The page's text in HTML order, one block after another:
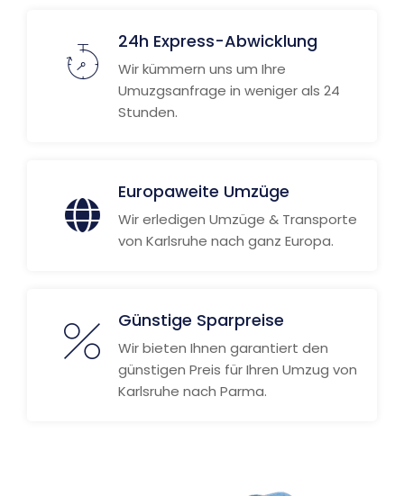
24h Express-Abwicklung
Wir kümmern uns um Ihre
Umuzgsanfrage in weniger als 24
Stunden.
Europaweite Umzüge
Wir erledigen Umzüge & Transporte
von Karlsruhe nach ganz Europa.
Günstige Sparpreise
Wir bieten Ihnen garantiert den
günstigen Preis für Ihren Umzug von
Karlsruhe nach Parma.